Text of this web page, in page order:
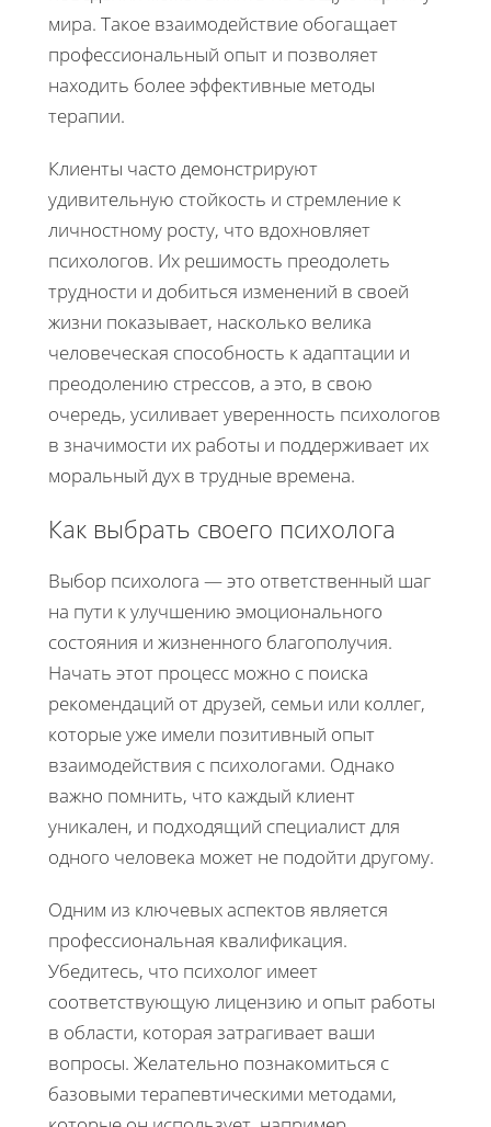
мира. Такое взаимодействие обогащает
профессиональный опыт и позволяет
находить более эффективные методы
терапии.
Клиенты часто демонстрируют
удивительную стойкость и стремление к
личностному росту, что вдохновляет
психологов. Их решимость преодолеть
трудности и добиться изменений в своей
жизни показывает, насколько велика
человеческая способность к адаптации и
преодолению стрессов, а это, в свою
очередь, усиливает уверенность психологов
в значимости их работы и поддерживает их
моральный дух в трудные времена.
Как выбрать своего психолога
Выбор психолога — это ответственный шаг
на пути к улучшению эмоционального
состояния и жизненного благополучия.
Начать этот процесс можно с поиска
рекомендаций от друзей, семьи или коллег,
которые уже имели позитивный опыт
взаимодействия с психологами. Однако
важно помнить, что каждый клиент
уникален, и подходящий специалист для
одного человека может не подойти другому.
Одним из ключевых аспектов является
профессиональная квалификация.
Убедитесь, что психолог имеет
соответствующую лицензию и опыт работы
в области, которая затрагивает ваши
вопросы. Желательно познакомиться с
базовыми терапевтическими методами,